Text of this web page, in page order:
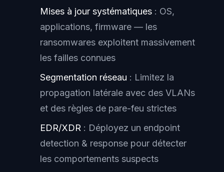
Mises à jour systématiques : OS,
applications, firmware — les
ransomwares exploitent massivement
les failles connues
Segmentation réseau : Limitez la
propagation latérale avec des VLANs
et des règles de pare-feu strictes
EDR/XDR : Déployez un endpoint
detection & response pour détecter
les comportements suspects